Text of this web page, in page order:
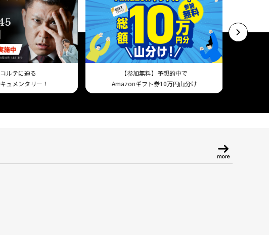
ルテに迫る
ュメンタリー！
【参加無料】予想的中で
Amazonギフト券10万円山分け